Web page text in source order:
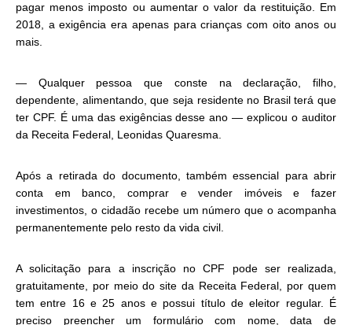
pagar menos imposto ou aumentar o valor da restituição. Em
2018, a exigência era apenas para crianças com oito anos ou
mais.
— Qualquer pessoa que conste na declaração, filho,
dependente, alimentando, que seja residente no Brasil terá que
ter CPF. É uma das exigências desse ano — explicou o auditor
da Receita Federal, Leonidas Quaresma.
Após a retirada do documento, também essencial para abrir
conta em banco, comprar e vender imóveis e fazer
investimentos, o cidadão recebe um número que o acompanha
permanentemente pelo resto da vida civil.
A solicitação para a inscrição no CPF pode ser realizada,
gratuitamente, por meio do site da Receita Federal, por quem
tem entre 16 e 25 anos e possui título de eleitor regular. É
preciso preencher um formulário com nome, data de